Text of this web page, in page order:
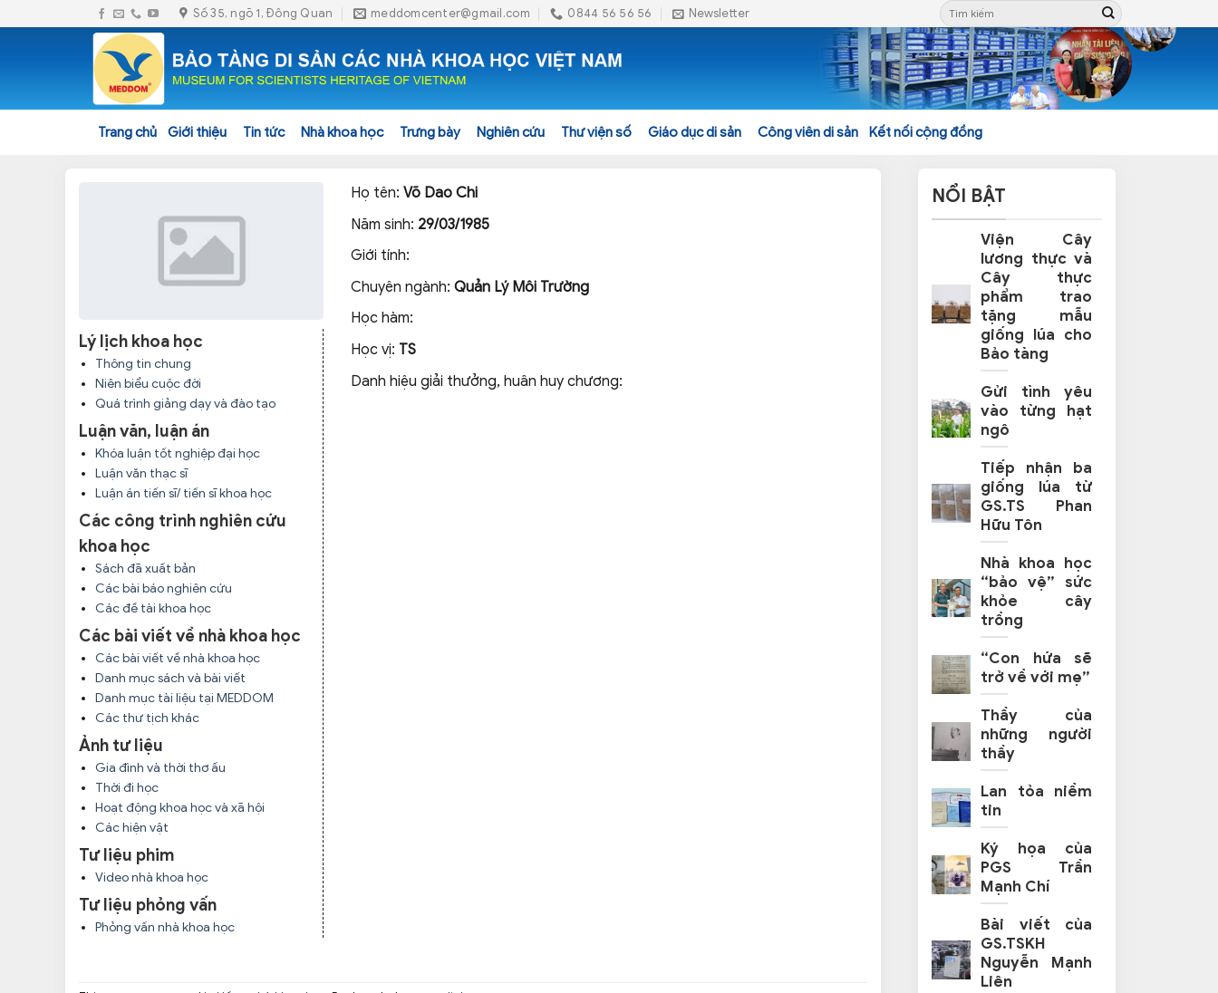
to
Số 35, ngõ 1, Đông Quan meddomcenter@gmail.com 0844 56 56 56 Newsletter
Trang chủ Giới thiệu Tin tức Nhà khoa học Trưng bày Nghiên cứu Thư viện số Giáo dục di sản Công viên di sản Kết nối cộng đồng
Lý lịch khoa học
Thông tin chung
Niên biểu cuộc đời
Quá trình giảng dạy và đào tạo
Luận văn, luận án
Khóa luận tốt nghiệp đại học
Luận văn thạc sĩ
Luận án tiến sĩ/ tiến sĩ khoa học
Các công trình nghiên cứu
khoa học
Sách đã xuất bản
Các bài báo nghiên cứu
Các đề tài khoa học
Các bài viết về nhà khoa học
Các bài viết về nhà khoa học
Danh mục sách và bài viết
Danh mục tài liệu tại MEDDOM
Các thư tịch khác
Ảnh tư liệu
Gia đình và thời thơ ấu
Thời đi học
Hoạt động khoa học và xã hội
Các hiện vật
Tư liệu phim
Video nhà khoa học
Tư liệu phỏng vấn
Phỏng vấn nhà khoa học
Họ tên: Võ Dao Chi
Năm sinh: 29/03/1985
Giới tính:
Chuyên ngành: Quản Lý Môi Trường
Học hàm:
Học vị: TS
Danh hiệu giải thưởng, huân huy chương:
NỔI BẬT
Viện Cây
lương thực và
Cây thực
phẩm trao
tặng mẫu
giống lúa cho
Bảo tàng
Gửi tình yêu
vào từng hạt
ngô
Tiếp nhận ba
giống lúa từ
GS.TS Phan
Hữu Tôn
Nhà khoa học
“bảo vệ” sức
khỏe cây
trồng
“Con hứa sẽ
trở về với mẹ”
Thầy của
những người
thầy
Lan tỏa niềm
tin
Ký họa của
PGS Trần
Mạnh Chí
Bài viết của
GS.TSKH
Nguyễn Mạnh
Liên